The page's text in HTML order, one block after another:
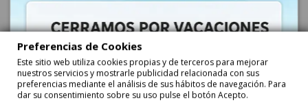
Preferencias de Cookies
Este sitio web utiliza cookies propias y de terceros para mejorar
nuestros servicios y mostrarle publicidad relacionada con sus
preferencias mediante el análisis de sus hábitos de navegación. Para
dar su consentimiento sobre su uso pulse el botón Acepto.